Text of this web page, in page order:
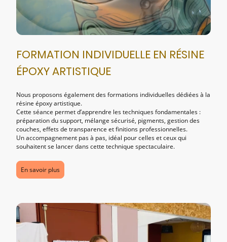
FORMATION INDIVIDUELLE EN RÉSINE
ÉPOXY ARTISTIQUE
Nous proposons également des formations individuelles dédiées à la
résine époxy artistique.
Cette séance permet d’apprendre les techniques fondamentales :
préparation du support, mélange sécurisé, pigments, gestion des
couches, effets de transparence et finitions professionnelles.
Un accompagnement pas à pas, idéal pour celles et ceux qui
souhaitent se lancer dans cette technique spectaculaire.
En savoir plus